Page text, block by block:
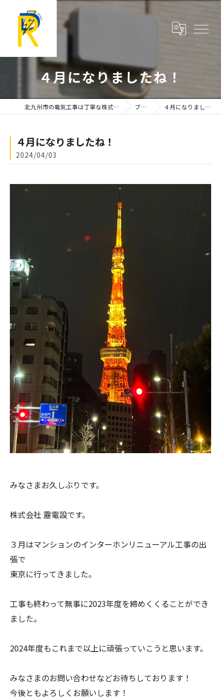
４月になりましたね！
北九州市の電気工事は丁寧な株式会社靂電設 ブログ ４月になりましたね！
４月になりましたね！
2024/04/03
みなさまお久しぶりです。
株式会社 靂電設です。
３月はマンションのインターホンリニューアル工事の出
張で
東京に行ってきました。
工事も終わって無事に2023年度を締めくくることができ
ました。
2024年度もこれまで以上に頑張っていこうと思います。
みなさまのお問い合わせなどお待ちしております！
今後ともよろしくお願いします！